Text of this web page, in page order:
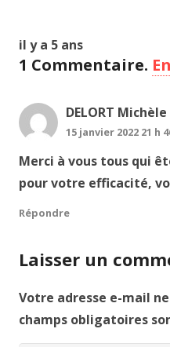
il y a 5 ans
1 Commentaire.
DELORT Michèle
15 janvier 2022 21 h
Merci à vous tous qui
pour votre efficacité,
Répondre
Laisser un
Votre adresse e-mail
champs obligatoires